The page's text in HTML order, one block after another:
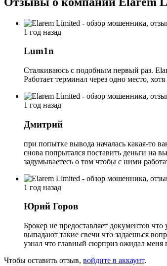
1 год назад
Lum1n
Сталкиваюсь с подобным первый раз.
Работает терминал через одно место,
1 год назад
Дмитрий
при попытке вывода началась какая-то
снова попрытался поставить деньги на
задумываетесь о том чтобы с ними
1 год назад
Юрий Горов
Брокер не предоставляет документов
выпадают такие свечи что задаешься
узнал что главный сюрприз ожидал
Чтобы оставить отзыв, войдите в аккаунт.